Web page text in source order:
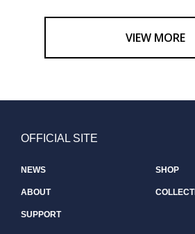
VIEW MORE
OFFICIAL SITE
NEWS SHOP
ABOUT
SUPPORT